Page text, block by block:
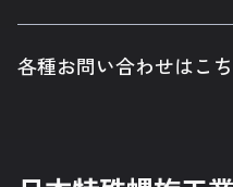
各種お問い合わせはこ